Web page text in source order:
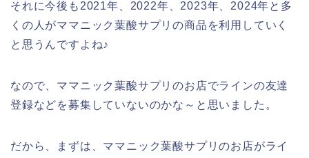
それに今後も2021年、2022年、2023年、2024年と多
くの人がママニック葉酸サプリの商品を利用していく
と思うんですよね♪
なので、ママニック葉酸サプリのお店でラインの友達
登録などを募集していないのかな～と思いました。
だから、まずは、ママニック葉酸サプリのお店がライ